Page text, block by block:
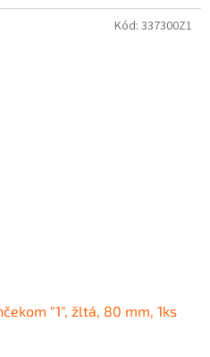
"1", žltá, 80 mm, 1ks
Kód: 337300Z1